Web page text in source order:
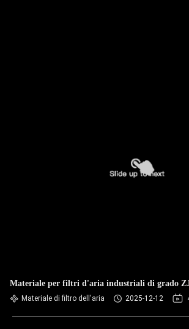
Materiale per filtri d'aria industriali di grado
Materiale di filtro dell'aria 2025-12-12